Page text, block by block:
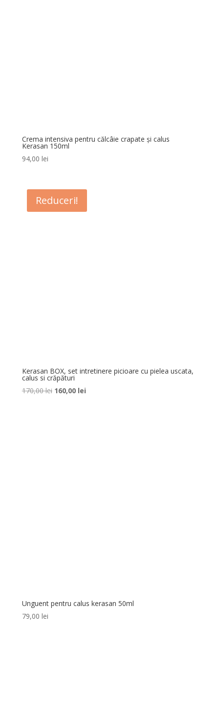
Crema intensiva pentru călcâie crapate și calus
Kerasan 150ml
94,00 lei
Reduceri!
Kerasan BOX, set intretinere picioare cu pielea uscata,
calus si crăpături
170,00lei Prețul
160,00 leiPrețul
Unguent pentru calus kerasan 50ml
79,00 lei